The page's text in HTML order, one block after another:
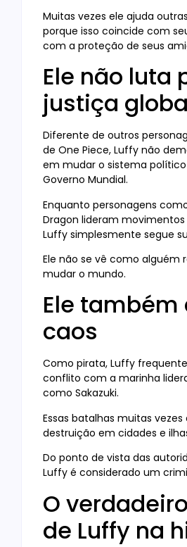
Muitas vezes ele ajuda
porque isso coincide com
com a proteção de seus
Ele não luta
justiça
Diferente de outros
de One Piece, Luffy não
em mudar o sistema
Governo Mundial.
Enquanto personagens
Dragon lideram movimentos
Luffy simplesmente segue
Ele não se vê como alguém
mudar o mundo.
Ele também
caos
Como pirata, Luffy
conflito com a marinha
como Sakazuki.
Essas batalhas muitas
destruição em cidades e
Do ponto de vista das
Luffy é considerado um
O
de Luffy na